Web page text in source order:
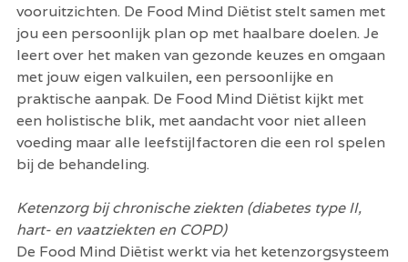
vooruitzichten. De Food Mind Diëtist stelt samen met
jou een persoonlijk plan op met haalbare doelen. Je
leert over het maken van gezonde keuzes en omgaan
met jouw eigen valkuilen, een persoonlijke en
praktische aanpak. De Food Mind Diëtist kijkt met
een holistische blik, met aandacht voor niet alleen
voeding maar alle leefstijlfactoren die een rol spelen
bij de behandeling.
Ketenzorg bij chronische ziekten (diabetes type II,
hart- en vaatziekten en COPD)
De Food Mind Diëtist werkt via het ketenzorgsysteem